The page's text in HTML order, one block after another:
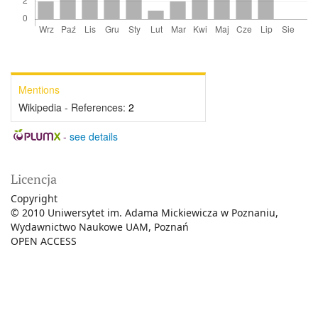
Mentions
Wikipedia - References: 2
- see details
Licencja
Copyright
© 2010 Uniwersytet im. Adama Mickiewicza w Poznaniu,
Wydawnictwo Naukowe UAM, Poznań
OPEN ACCESS